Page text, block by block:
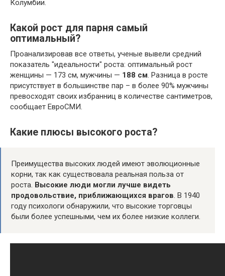
Колумбии.
Какой рост для парня самый
оптимальный?
Проанализировав все ответы, ученые вывели средний
показатель "идеальности" роста: оптимальный рост
женщины — 173 см, мужчины — 188 см. Разница в росте
присутствует в большинстве пар – в более 90% мужчины
превосходят своих избранниц в количестве сантиметров,
сообщает ЕвроСМИ.
Какие плюсы высокого роста?
Преимущества высоких людей имеют эволюционные
корни, так как существовала реальная польза от
роста. Высокие люди могли лучше видеть
продовольствие, приближающихся врагов. В 1940
году психологи обнаружили, что высокие торговцы
были более успешными, чем их более низкие коллеги.